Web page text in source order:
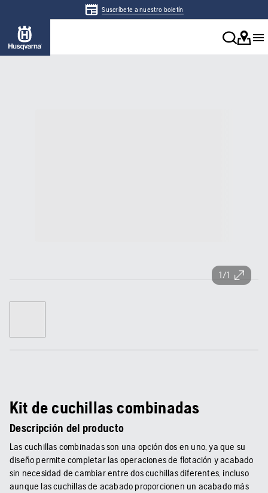
Suscríbete a nuestro boletín
1/1
Kit de cuchillas combinadas
Descripción del producto
Las cuchillas combinadas son una opción dos en uno, ya que su
diseño permite completar las operaciones de flotación y acabado
sin necesidad de cambiar entre dos cuchillas diferentes, incluso
aunque las cuchillas de acabado proporcionen un acabado más